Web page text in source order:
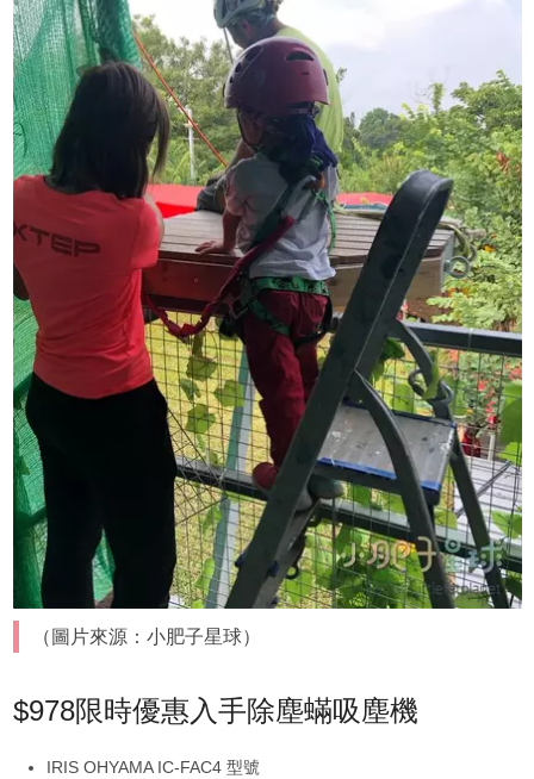
（圖片來源：小肥子星球）
$978限時優惠入手除塵蟎吸塵機
IRIS OHYAMA IC-FAC4 型號